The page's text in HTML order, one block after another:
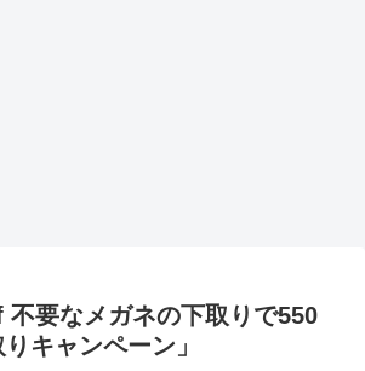
不要なメガネの下取りで550
キャンペーン」